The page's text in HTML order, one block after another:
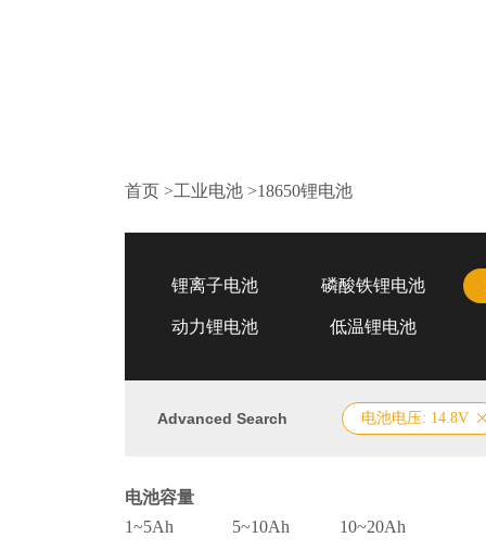
首页 >工业电池 >18650锂电池
锂离子电池 磷酸铁锂电池
动力锂电池 低温锂电池
Advanced Search 电池电压: 14.8V
电池容量
1~5Ah
5~10Ah 10~20Ah